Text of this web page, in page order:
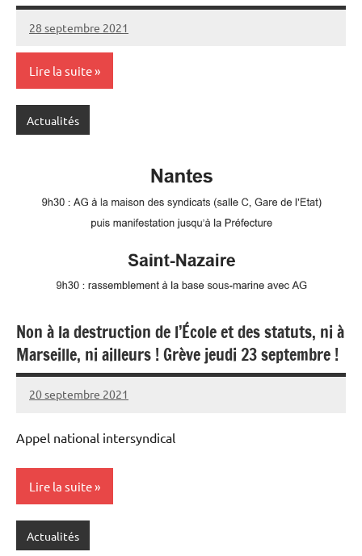
28 septembre 2021
SNFOLC44
Lire la suite
Actualités
Non à la destruction de l’École et des statuts, ni à
Marseille, ni ailleurs ! Grève jeudi 23 septembre !
20 septembre 2021
SNFOLC44
Appel national intersyndical
Lire la suite
Actualités